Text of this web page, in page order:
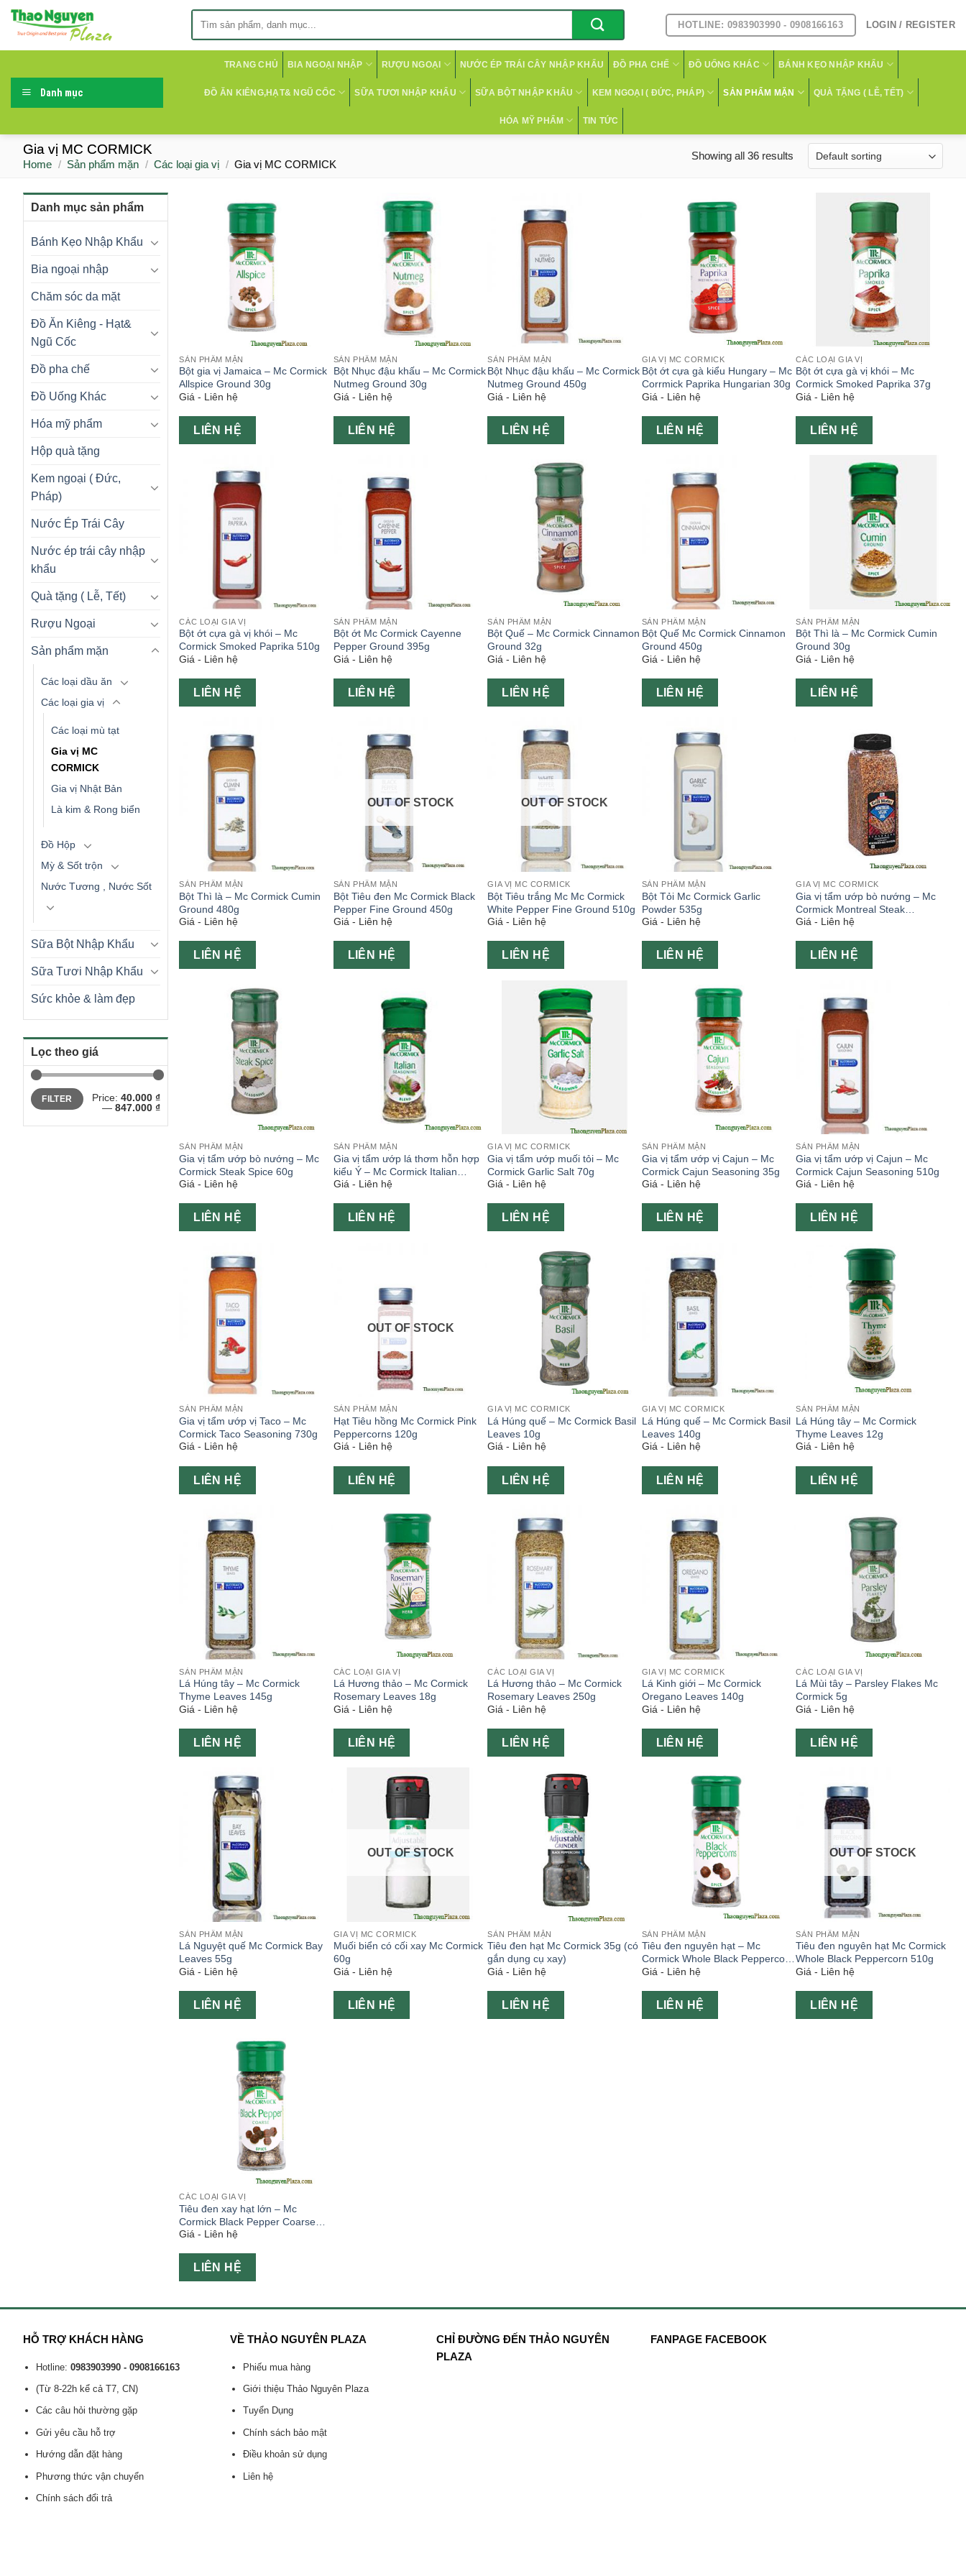
Skip
HOTLINE: 0983903990 - 0908166163 LOGIN / REGISTER
Danh mục
TRANG CHỦ BIA NGOẠI NHẬP RƯỢU NGOẠI NƯỚC ÉP TRÁI CÂY NHẬP KHẨU ĐỒ PHA CHẾ ĐỒ UỐNG KHÁC BÁNH KẸO NHẬP KHẨU
ĐỒ ĂN KIÊNG,HẠT& NGŨ CỐC SỮA TƯƠI NHẬP KHẨU SỮA BỘT NHẬP KHẨU KEM NGOẠI ( ĐỨC, PHÁP) SẢN PHẨM MẶN QUÀ TẶNG ( LỄ, TẾT)
HÓA MỸ PHẨM TIN TỨC
Gia vị MC CORMICK
Home / Sản phẩm mặn / Các loại gia vị / Gia vị MC CORMICK
Showing all 36 results
Danh mục sản phẩm
Bánh Kẹo Nhập Khẩu
Bia ngoại nhập
Chăm sóc da mặt
Đồ Ăn Kiêng - Hạt&
Ngũ Cốc
Đồ pha chế
Đồ Uống Khác
Hóa mỹ phẩm
Hộp quà tặng
Kem ngoại ( Đức,
Pháp)
Nước Ép Trái Cây
Nước ép trái cây nhập
khẩu
Quà tặng ( Lễ, Tết)
Rượu Ngoại
Sản phẩm mặn
Các loại dầu ăn
Các loại gia vị
Các loại mù tạt
Gia vị MC
CORMICK
Gia vị Nhật Bản
Là kim & Rong biển
Đồ Hộp
Mỳ & Sốt trộn
Nước Tương , Nước Sốt
Sữa Bột Nhập Khẩu
Sữa Tươi Nhập Khẩu
Sức khỏe & làm đẹp
Lọc theo giá
Min
price
Max
priceFILTER Price:40.000 ₫
—847.000 ₫
SẢN PHẨM MẶN
Bột gia vị Jamaica – Mc Cormick
Allspice Ground 30g
Giá - Liên hệ
LIÊN HỆ
SẢN PHẨM MẶN
Bột Nhục đậu khấu – Mc Cormick
Nutmeg Ground 30g
Giá - Liên hệ
LIÊN HỆ
SẢN PHẨM MẶN
Bột Nhục đậu khấu – Mc Cormick
Nutmeg Ground 450g
Giá - Liên hệ
LIÊN HỆ
GIA VỊ MC CORMICK
Bột ớt cựa gà kiểu Hungary – Mc
Corrmick Paprika Hungarian 30g
Giá - Liên hệ
LIÊN HỆ
CÁC LOẠI GIA VỊ
Bột ớt cựa gà vị khói – Mc
Cormick Smoked Paprika 37g
Giá - Liên hệ
LIÊN HỆ
CÁC LOẠI GIA VỊ
Bột ớt cựa gà vị khói – Mc
Cormick Smoked Paprika 510g
Giá - Liên hệ
LIÊN HỆ
SẢN PHẨM MẶN
Bột ớt Mc Cormick Cayenne
Pepper Ground 395g
Giá - Liên hệ
LIÊN HỆ
SẢN PHẨM MẶN
Bột Quế – Mc Cormick Cinnamon
Ground 32g
Giá - Liên hệ
LIÊN HỆ
SẢN PHẨM MẶN
Bột Quế Mc Cormick Cinnamon
Ground 450g
Giá - Liên hệ
LIÊN HỆ
SẢN PHẨM MẶN
Bột Thì là – Mc Cormick Cumin
Ground 30g
Giá - Liên hệ
LIÊN HỆ
SẢN PHẨM MẶN
Bột Thì là – Mc Cormick Cumin
Ground 480g
Giá - Liên hệ
LIÊN HỆ
OUT OF STOCK
SẢN PHẨM MẶN
Bột Tiêu đen Mc Cormick Black
Pepper Fine Ground 450g
Giá - Liên hệ
LIÊN HỆ
OUT OF STOCK
GIA VỊ MC CORMICK
Bột Tiêu trắng Mc Mc Cormick
White Pepper Fine Ground 510g
Giá - Liên hệ
LIÊN HỆ
SẢN PHẨM MẶN
Bột Tỏi Mc Cormick Garlic
Powder 535g
Giá - Liên hệ
LIÊN HỆ
GIA VỊ MC CORMICK
Gia vị tẩm ướp bò nướng – Mc
Cormick Montreal Steak
Seasoning 800g
Giá - Liên hệ
LIÊN HỆ
SẢN PHẨM MẶN
Gia vị tẩm ướp bò nướng – Mc
Cormick Steak Spice 60g
Giá - Liên hệ
LIÊN HỆ
SẢN PHẨM MẶN
Gia vị tẩm ướp lá thơm hỗn hợp
kiểu Ý – Mc Cormick Italian
Seasoning 35g
Giá - Liên hệ
LIÊN HỆ
GIA VỊ MC CORMICK
Gia vị tẩm ướp muối tỏi – Mc
Cormick Garlic Salt 70g
Giá - Liên hệ
LIÊN HỆ
SẢN PHẨM MẶN
Gia vị tẩm ướp vị Cajun – Mc
Cormick Cajun Seasoning 35g
Giá - Liên hệ
LIÊN HỆ
SẢN PHẨM MẶN
Gia vị tẩm ướp vị Cajun – Mc
Cormick Cajun Seasoning 510g
Giá - Liên hệ
LIÊN HỆ
SẢN PHẨM MẶN
Gia vị tẩm ướp vị Taco – Mc
Cormick Taco Seasoning 730g
Giá - Liên hệ
LIÊN HỆ
OUT OF STOCK
SẢN PHẨM MẶN
Hạt Tiêu hồng Mc Cormick Pink
Peppercorns 120g
Giá - Liên hệ
LIÊN HỆ
GIA VỊ MC CORMICK
Lá Húng quế – Mc Cormick Basil
Leaves 10g
Giá - Liên hệ
LIÊN HỆ
GIA VỊ MC CORMICK
Lá Húng quế – Mc Cormick Basil
Leaves 140g
Giá - Liên hệ
LIÊN HỆ
SẢN PHẨM MẶN
Lá Húng tây – Mc Cormick
Thyme Leaves 12g
Giá - Liên hệ
LIÊN HỆ
SẢN PHẨM MẶN
Lá Húng tây – Mc Cormick
Thyme Leaves 145g
Giá - Liên hệ
LIÊN HỆ
CÁC LOẠI GIA VỊ
Lá Hương thảo – Mc Cormick
Rosemary Leaves 18g
Giá - Liên hệ
LIÊN HỆ
CÁC LOẠI GIA VỊ
Lá Hương thảo – Mc Cormick
Rosemary Leaves 250g
Giá - Liên hệ
LIÊN HỆ
GIA VỊ MC CORMICK
Lá Kinh giới – Mc Cormick
Oregano Leaves 140g
Giá - Liên hệ
LIÊN HỆ
CÁC LOẠI GIA VỊ
Lá Mùi tây – Parsley Flakes Mc
Cormick 5g
Giá - Liên hệ
LIÊN HỆ
SẢN PHẨM MẶN
Lá Nguyệt quế Mc Cormick Bay
Leaves 55g
Giá - Liên hệ
LIÊN HỆ
OUT OF STOCK
GIA VỊ MC CORMICK
Muối biển có cối xay Mc Cormick
60g
Giá - Liên hệ
LIÊN HỆ
SẢN PHẨM MẶN
Tiêu đen hạt Mc Cormick 35g (có
gắn dụng cụ xay)
Giá - Liên hệ
LIÊN HỆ
SẢN PHẨM MẶN
Tiêu đen nguyên hạt – Mc
Cormick Whole Black Peppercorn
35g
Giá - Liên hệ
LIÊN HỆ
OUT OF STOCK
SẢN PHẨM MẶN
Tiêu đen nguyên hạt Mc Cormick
Whole Black Peppercorn 510g
Giá - Liên hệ
LIÊN HỆ
CÁC LOẠI GIA VỊ
Tiêu đen xay hạt lớn – Mc
Cormick Black Pepper Coarse
35g
Giá - Liên hệ
LIÊN HỆ
HỖ TRỢ KHÁCH HÀNG
Hotline: 0983903990 - 0908166163
(Từ 8-22h kể cả T7, CN)
Các câu hỏi thường gặp
Gửi yêu cầu hỗ trợ
Hướng dẫn đặt hàng
Phương thức vận chuyển
Chính sách đổi trả
VỀ THẢO NGUYÊN PLAZA
Phiếu mua hàng
Giới thiệu Thảo Nguyên Plaza
Tuyển Dụng
Chính sách bảo mật
Điều khoản sử dụng
Liên hệ
CHỈ ĐƯỜNG ĐẾN THẢO NGUYÊN
PLAZA
FANPAGE FACEBOOK